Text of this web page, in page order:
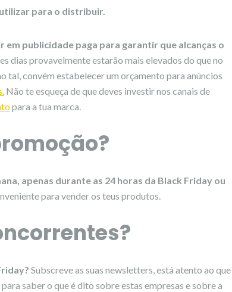
para o distribuir.
em publicidade paga para garantir que alcanças o
dias provavelmente estarão mais elevados do que no
tal, convém estabelecer um orçamento para anúncios
. Não te esqueça de que deves investir nos canais de
para a tua marca.
apenas durante as 24 horas da Black Friday ou
para vender os teus produtos.
Subscreve as suas newsletters, está atento ao que
para saber o que é dito sobre estas empresas e sobre a